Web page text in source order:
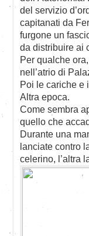
del servizio
capitanati da
furgone un
da distribuire ai
Per qualche
nell’atrio di
Poi le cariche e
Altra epoca.
Come sembra
quello che
Durante una
lanciate contro
celerino, l’altra